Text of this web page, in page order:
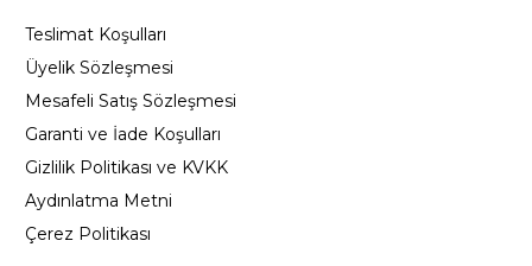
Teslimat Koşulları
Üyelik Sözleşmesi
Mesafeli Satış Sözleşmesi
Garanti ve İade Koşulları
Gizlilik Politikası ve KVKK
Aydınlatma Metni
Çerez Politikası